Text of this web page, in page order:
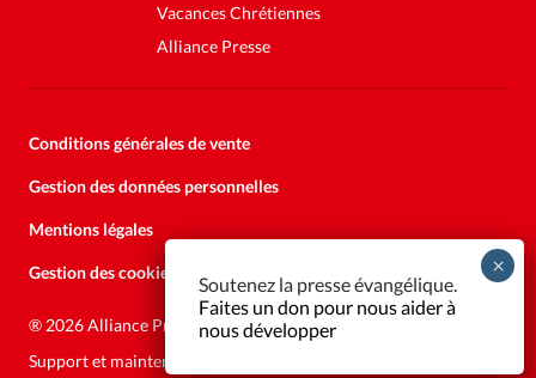
Vacances Chrétiennes
Alliance Presse
Conditions générales de vente
Gestion des données personnelles
Mentions légales
Gestion des cookies
® 2026 Alliance Presse
Support et maintenance:
Soutenez la presse évangélique.
Faites un don pour nous aider à
nous développer